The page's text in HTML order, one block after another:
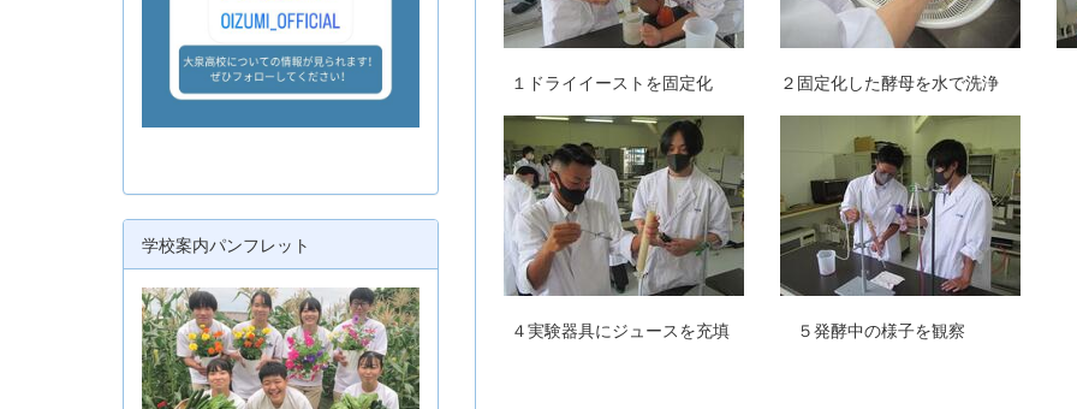
１ドライイーストを固定化 ２固定化した酵母を水で洗浄 ３
４実験器具にジュースを充填 ５発酵中の様子を観察
学校案内パンフレット